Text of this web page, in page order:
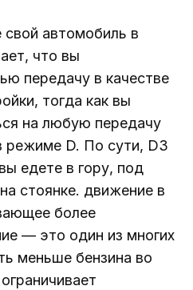
свой автомобиль в
что вы
передачу в качестве
тогда как вы
на любую передачу
режиме D. По сути, D3
едете в гору, под
стоянке. движение в
более
— это один из многих
меньше бензина во